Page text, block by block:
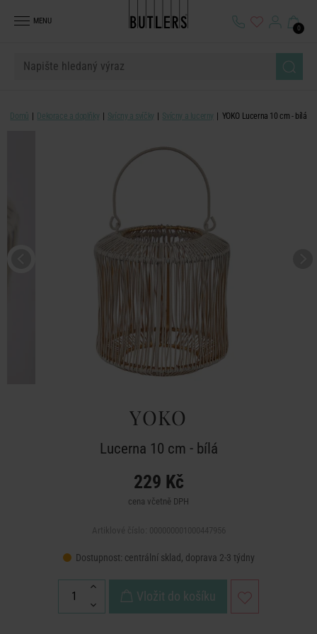
MENU
0
Domů Dekorace a doplňky Svícny a svíčky Svícny a lucerny YOKO Lucerna 10 cm - bílá
YOKO
Lucerna 10 cm - bílá
229 Kč
cena včetně DPH
Dostupnost: centrální sklad, doprava 2-3 týdny
Vložit do košíku